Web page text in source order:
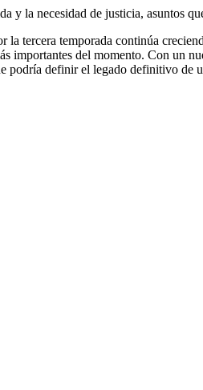
y la necesidad de justicia, asuntos
tercera temporada continúa
del momento. Con un
definir el legado definitivo de